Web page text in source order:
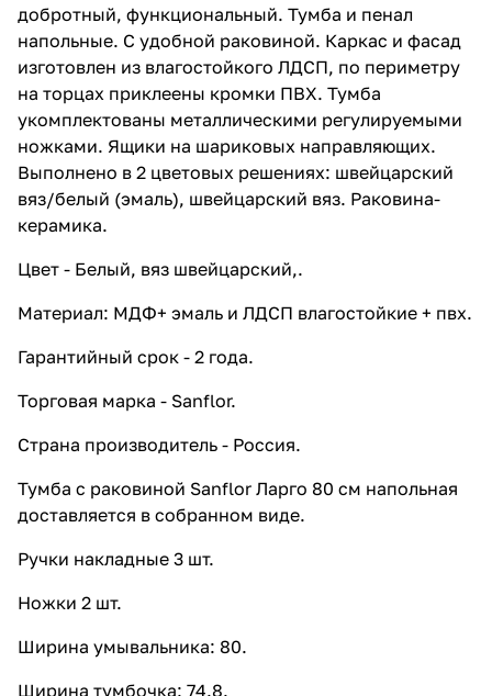
добротный, функциональный. Тумба и пенал
напольные. С удобной раковиной. Каркас и фасад
изготовлен из влагостойкого ЛДСП, по периметру
на торцах приклеены кромки ПВХ. Тумба
укомплектованы металлическими регулируемыми
ножками. Ящики на шариковых направляющих.
Выполнено в 2 цветовых решениях: швейцарский
вяз/белый (эмаль), швейцарский вяз. Раковина-
керамика.
Цвет - Белый, вяз швейцарский,.
Материал: МДФ+ эмаль и ЛДСП влагостойкие + пвх.
Гарантийный срок - 2 года.
Торговая марка - Sanflor.
Страна производитель - Россия.
Тумба с раковиной Sanflor Ларго 80 см напольная
доставляется в собранном виде.
Ручки накладные 3 шт.
Ножки 2 шт.
Ширина умывальника: 80.
Ширина тумбочка: 74.8.